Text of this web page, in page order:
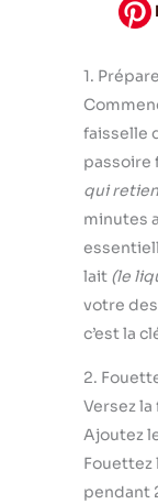
1.
faisselle
passoire
qui
minutes
lait (le
votre
c’est la
2.
Versez
Ajoutez
Fouettez
pendant